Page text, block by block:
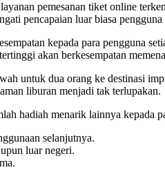
pemesanan tiket online
pencapaian luar biasa
kepada para pengguna
akan berkesempatan
untuk dua orang ke destinasi
liburan menjadi tak terlupakan.
hadiah menarik lainnya kepada
selanjutnya.
luar negeri.